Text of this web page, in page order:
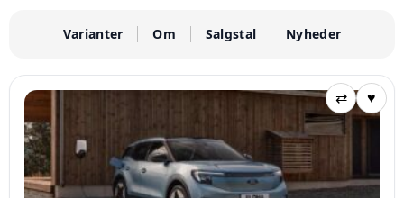
Varianter Om Salgstal Nyheder
⇄ ♥